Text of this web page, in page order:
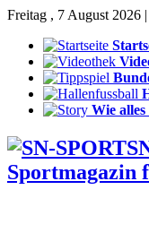
Freitag , 7 August 2026
Wie
Sportmagazin